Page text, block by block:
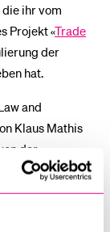
ihr vom
Projekt «Trade
der
hat.
and
Klaus Mathis
der
Thema «Law